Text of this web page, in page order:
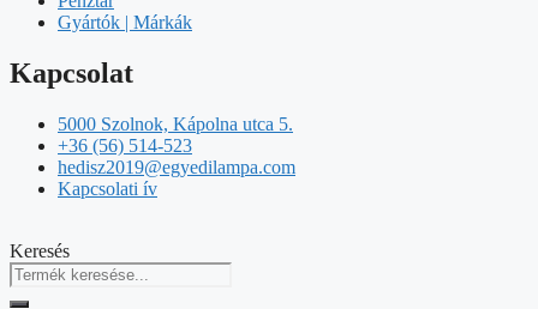
Gyártók | Márkák
Kapcsolat
5000 Szolnok, Kápolna utca 5.
+36 (56) 514-523
hedisz2019@egyedilampa.com
Kapcsolati ív
Keresés